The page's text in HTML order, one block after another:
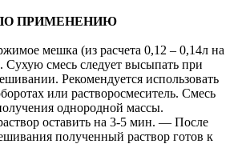
ПРИМЕНЕНИЮ
мешка (из расчета 0,12 – 0,14л на
Сухую смесь следует высыпать при
Рекомендуется использовать
или растворосмеситель. Смесь
однородной массы.
оставить на 3-5 мин. — После
полученный раствор готов к